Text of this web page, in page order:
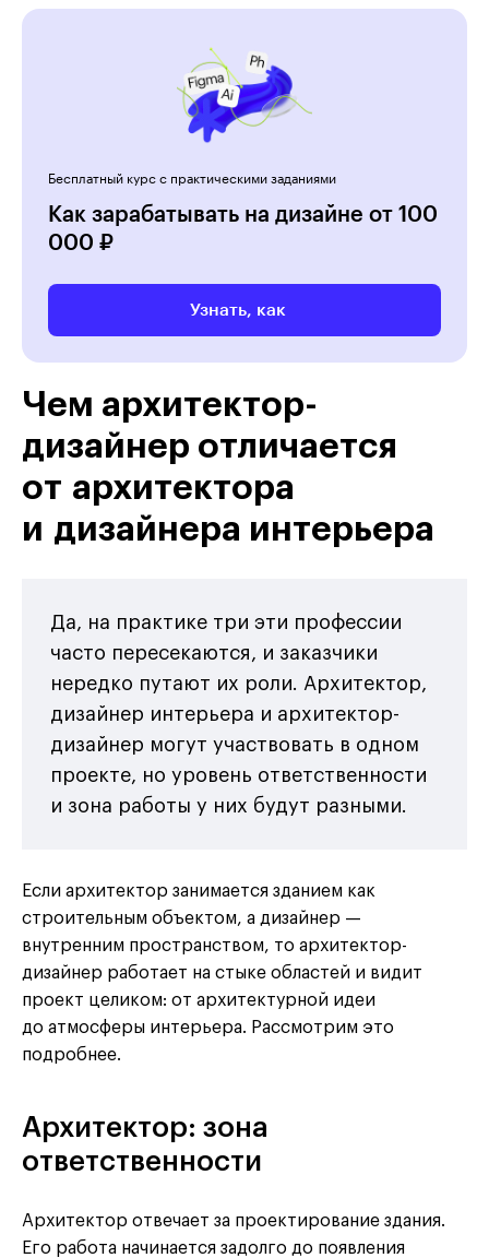
Бесплатный курс с практическими заданиями
Как зарабатывать на дизайне от 100
000 ₽
Узнать, как
Чем архитектор-
дизайнер отличается
от архитектора
и дизайнера интерьера
Да, на практике три эти профессии
часто пересекаются, и заказчики
нередко путают их роли. Архитектор,
дизайнер интерьера и архитектор-
дизайнер могут участвовать в одном
проекте, но уровень ответственности
и зона работы у них будут разными.
Если архитектор занимается зданием как
строительным объектом, а дизайнер —
внутренним пространством, то архитектор-
дизайнер работает на стыке областей и видит
проект целиком: от архитектурной идеи
до атмосферы интерьера. Рассмотрим это
подробнее.
Архитектор: зона
ответственности
Архитектор отвечает за проектирование здания.
Его работа начинается задолго до появления